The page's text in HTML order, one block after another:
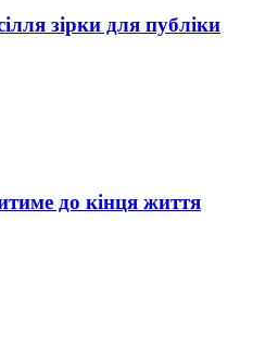
зірки для публіки
до кінця життя